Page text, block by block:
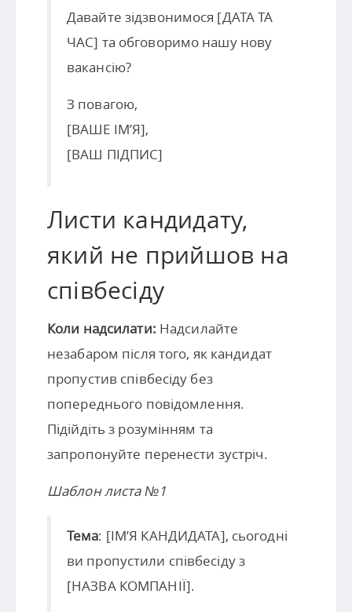
Давайте зідзвонимося [ДАТА ТА
ЧАС] та обговоримо нашу нову
вакансію?
З повагою,
[ВАШЕ ІМ’Я],
[ВАШ ПІДПИС]
Листи кандидату,
який не прийшов на
співбесіду
Коли надсилати: Надсилайте
незабаром після того, як кандидат
пропустив співбесіду без
попереднього повідомлення.
Підійдіть з розумінням та
запропонуйте перенести зустріч.
Шаблон листа №1
Тема: [ІМ’Я КАНДИДАТА], сьогодні
ви пропустили співбесіду з
[НАЗВА КОМПАНІЇ].